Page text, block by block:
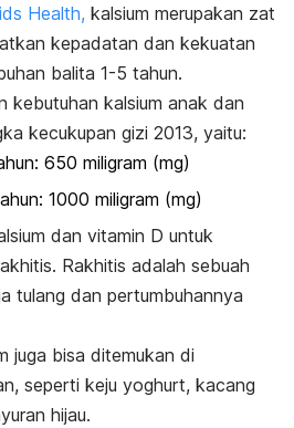
Health, kalsium merupakan zat
kepadatan dan kekuatan
balita 1-5 tahun.
kebutuhan kalsium anak dan
kecukupan gizi 2013, yaitu:
650 miligram (mg)
1000 miligram (mg)
dan vitamin D untuk
Rakhitis adalah sebuah
tulang dan pertumbuhannya
juga bisa ditemukan di
seperti keju yoghurt, kacang
hijau.